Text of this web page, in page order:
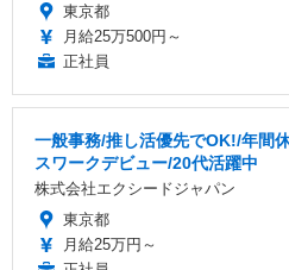
東京都
月給25万500円～
正社員
一般事務/推し活優先でOK!/年間
スワークデビュー/20代活躍中
株式会社エクシードジャパン
東京都
月給25万円～